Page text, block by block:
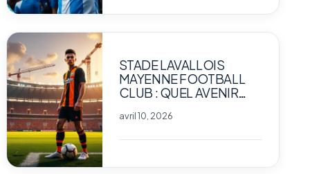
STADE LAVALLOIS
MAYENNE FOOTBALL
CLUB : QUEL AVENIR
EMBLÉMATIQUE ?
avril 10, 2026